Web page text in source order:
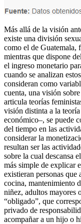
Más allá de la visión
existe una división
como el de Guatemala,
mientras que dispone
el ingreso monetario
cuando se analizan
consideran como
cuenta, una visión
articula teorías
visión distinta a la
económico–, se puede
del tiempo en las
considerar la
resultan ser las
sobre la cual descansa
más simple de explicar
existieran personas
cocina, mantenimiento
niñez, adultos mayores
“obligado”, que
privado de
acompañar a un hijo o